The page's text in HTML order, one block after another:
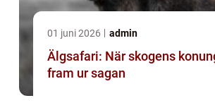
01 juni 2026 admin
Älgsafari: När skogens
fram ur sagan